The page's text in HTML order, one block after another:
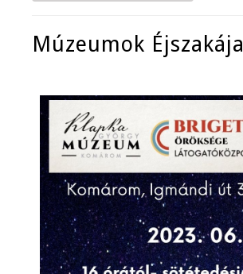
Múzeumok Éjszakája